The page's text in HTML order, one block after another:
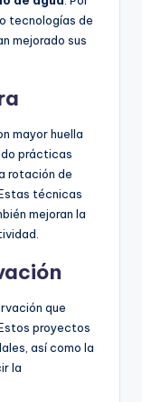
tecnologías de
mejorado sus
mayor huella
prácticas
rotación de
técnicas
mejoran la
que
proyectos
así como la
la